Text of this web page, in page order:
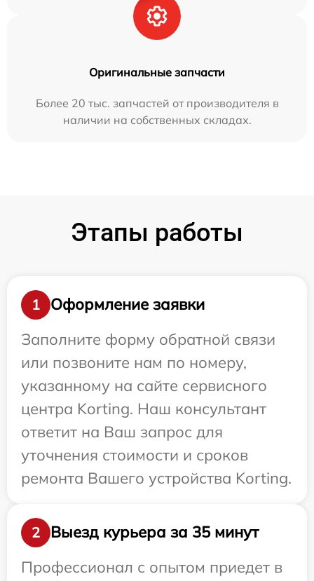
Оригинальные запчасти
Более 20 тыс. запчастей от производителя в
наличии на собственных складах.
Этапы работы
1
Оформление заявки
Заполните форму обратной связи
или позвоните нам по номеру,
указанному на сайте сервисного
центра Korting. Наш консультант
ответит на Ваш запрос для
уточнения стоимости и сроков
ремонта Вашего устройства Korting.
2
Выезд курьера за 35 минут
Профессионал с опытом приедет в